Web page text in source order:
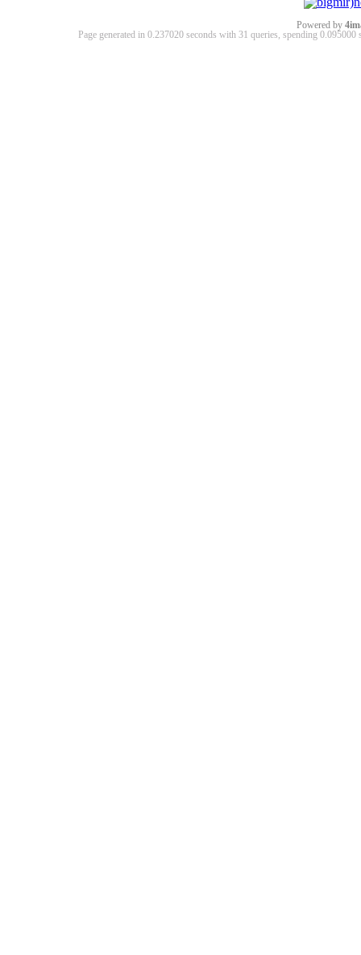
Powered by
Page generated in 0.237020 seconds with 31 queries, spending